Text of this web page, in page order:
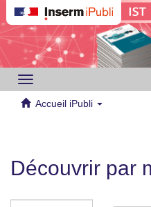
Toggle
navigation
Accueil iPubli
Découvrir par